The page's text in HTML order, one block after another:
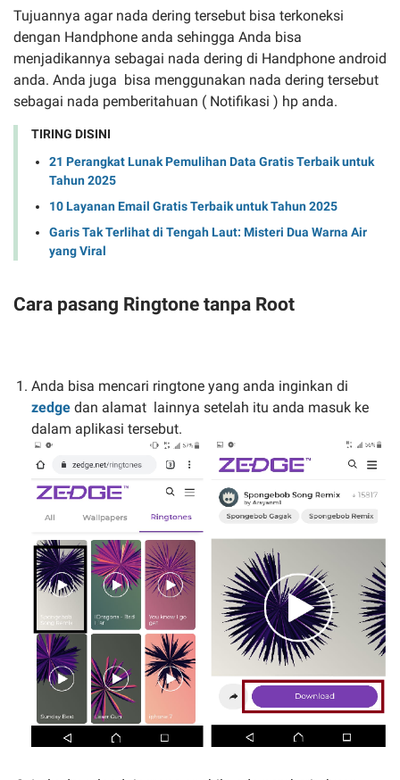
Tujuannya agar nada dering tersebut bisa terkoneksi
dengan Handphone anda sehingga Anda bisa
menjadikannya sebagai nada dering di Handphone android
anda. Anda juga bisa menggunakan nada dering tersebut
sebagai nada pemberitahuan ( Notifikasi ) hp anda.
TIRING DISINI
21 Perangkat Lunak Pemulihan Data Gratis Terbaik untuk
Tahun 2025
10 Layanan Email Gratis Terbaik untuk Tahun 2025
Garis Tak Terlihat di Tengah Laut: Misteri Dua Warna Air
yang Viral
Cara pasang Ringtone tanpa Root
Anda bisa mencari ringtone yang anda inginkan di
zedge dan alamat lainnya setelah itu anda masuk ke
dalam aplikasi tersebut.